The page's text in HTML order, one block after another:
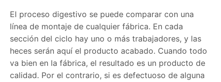
El proceso digestivo se puede comparar con una
línea de montaje de cualquier fábrica. En cada
sección del ciclo hay uno o más trabajadores, y las
heces serán aquí el producto acabado. Cuando todo
va bien en la fábrica, el resultado es un producto de
calidad. Por el contrario, si es defectuoso de alguna